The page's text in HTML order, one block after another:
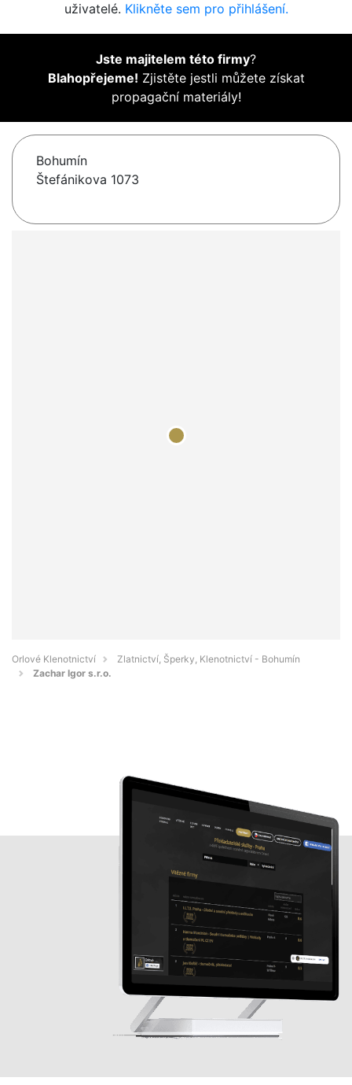
uživatelé. Klikněte sem pro přihlášení.
Jste majitelem této firmy?
Blahopřejeme! Zjistěte jestli můžete získat
propagační materiály!
Bohumín
Štefánikova 1073
Orlové Klenotnictví
Zlatnictví, Šperky, Klenotnictví - Bohumín
Zachar Igor s.r.o.